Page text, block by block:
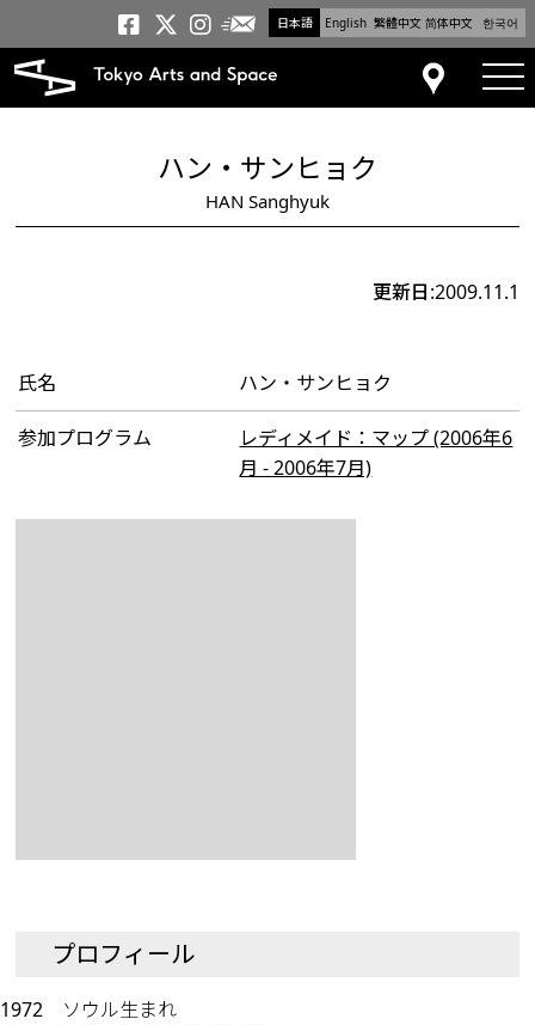
日本語 English 繁體中文 简体中文 한국어
トーキョーアーツアンド
トーキョーアーツアンド
トーキョーアーツア
メールニュース
アクセス
ハン・サンヒョク
HAN Sanghyuk
更新日:2009.11.1
氏名 ハン・サンヒョク
参加プログラム
レディメイド：マップ (2006年6
月 - 2006年7月)
プロフィール
1972 ソウル生まれ